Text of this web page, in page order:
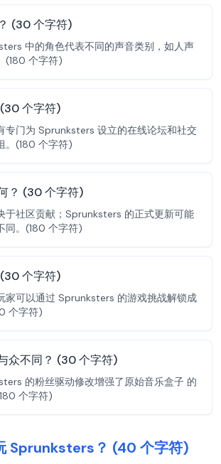
(30 个字符)
中的角色代表不同的声音类别，如人声
(180 个字符)
个字符)
专门为 Sprunksters 设立的在线论坛和社交
。(180 个字符)
？ (30 个字符)
于社区贡献；Sprunksters 的正式更新可能
同。(180 个字符)
个字符)
家可以通过 Sprunksters 的游戏挑战解锁成
个字符)
众不同？ (30 个字符)
的粉丝驱动修改增强了原始音乐盒子 的
个字符)
Sprunksters？ (40 个字符)